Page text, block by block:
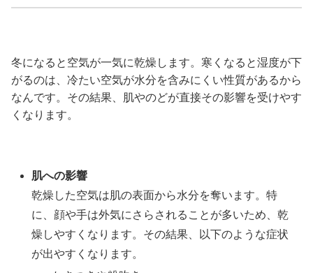
冬になると空気が一気に乾燥します。寒くなると湿度が下
がるのは、冷たい空気が水分を含みにくい性質があるから
なんです。その結果、肌やのどが直接その影響を受けやす
くなります。
肌への影響
乾燥した空気は肌の表面から水分を奪います。特
に、顔や手は外気にさらされることが多いため、乾
燥しやすくなります。その結果、以下のような症状
が出やすくなります。